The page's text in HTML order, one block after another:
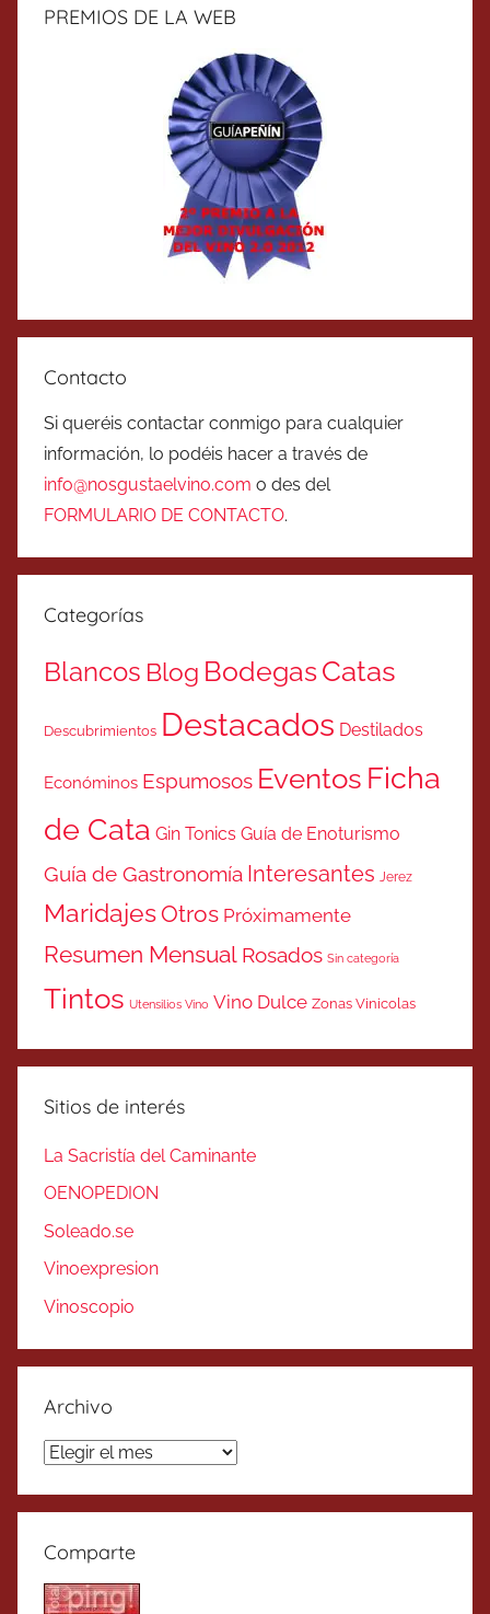
PREMIOS DE LA WEB
Contacto
Si queréis contactar conmigo para cualquier
información, lo podéis hacer a través de
info@nosgustaelvino.com o des del
FORMULARIO DE CONTACTO.
Categorías
Blancos Blog BodegasCatas
Descubrimientos Destacados Destilados
Económinos Espumosos Eventos Ficha
de Cata Gin Tonics Guía de Enoturismo
Guía de Gastronomía Interesantes Jerez
MaridajesOtros Próximamente
Resumen Mensual Rosados Sin categoría
Tintos Utensilios Vino Vino Dulce Zonas Vinicolas
Sitios de interés
La Sacristía del Caminante
OENOPEDION
Soleado.se
Vinoexpresion
Vinoscopio
Archivo
Archivo
Comparte